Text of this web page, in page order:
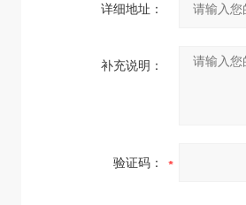
详细地址：
补充说明：
验证码：